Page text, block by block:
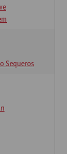
Sequeros